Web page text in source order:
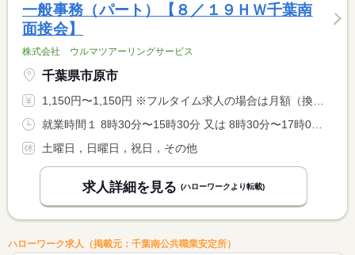
一般事務（パート）【８／１９ＨＷ千葉南
面接会】
株式会社 ウルマツアーリングサービス
千葉県市原市
1,150円〜1,150円 ※フルタイム求人の場合は月額（換算額）、パート求人の場合は時間額を表示しています。
土曜日，日曜日，祝日，その他
求人詳細を見る (ハローワークより転載)
ハローワーク求人（掲載元：千葉南公共職業安定所）